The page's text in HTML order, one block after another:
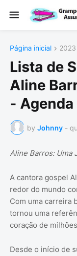
Página inicial 2023
Lista de
Aline
-
by Johnny -
Aline Barros: Uma
A cantora gospel
redor do mundo
Com uma carreira
tornou uma
coração de
Desde o início de